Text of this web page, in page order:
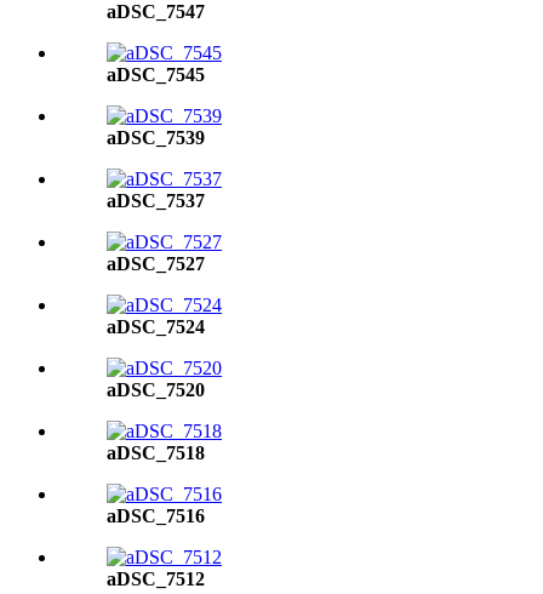
aDSC_7547
aDSC_7545
aDSC_7539
aDSC_7537
aDSC_7527
aDSC_7524
aDSC_7520
aDSC_7518
aDSC_7516
aDSC_7512